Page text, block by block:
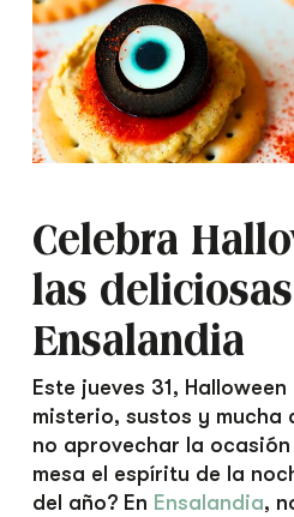
Celebra
las
Ensalandia
Este jueves 31,
misterio, sustos y mucha
no aprovechar la
mesa el espíritu de la
del año? En Ensalandia,